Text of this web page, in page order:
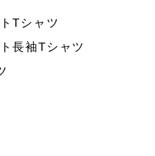
Tシャツ
長袖Tシャツ